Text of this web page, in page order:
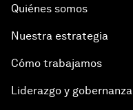
Quiénes somos
Nuestra estrategia
Cómo trabajamos
Liderazgo y gobernanza